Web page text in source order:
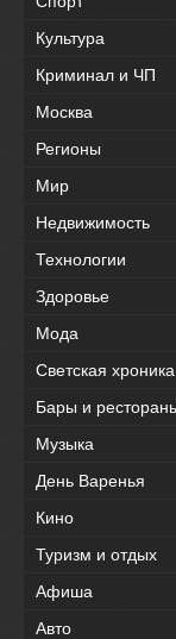
Культура
Криминал и ЧП
Москва
Регионы
Мир
Недвижимость
Технологии
Здоровье
Мода
Светская хроника
Бары и
Музыка
День Варенья
Кино
Туризм и отдых
Афиша
Авто